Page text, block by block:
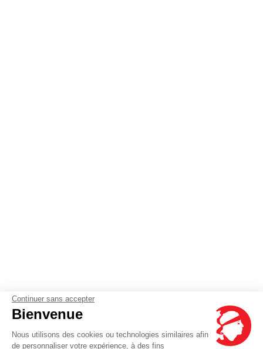
Continuer sans accepter
Bienvenue
Nous utilisons des cookies ou technologies similaires afin
de personnaliser votre expérience, à des fins